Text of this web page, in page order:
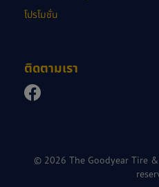
โปรโมชั่น
ติดตามเรา
© 2026 The Goodyear Tire